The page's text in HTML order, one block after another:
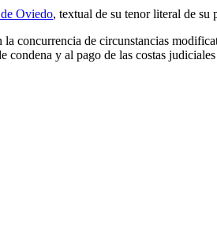
Oviedo, textual de su tenor literal de su
de circunstancias
y al pago de las costas judiciales